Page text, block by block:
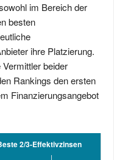
im Bereich der
besten
ihre Platzierung.
beider
Rankings den ersten
Finanzierungsangebot
2/3-Effektivzinsen